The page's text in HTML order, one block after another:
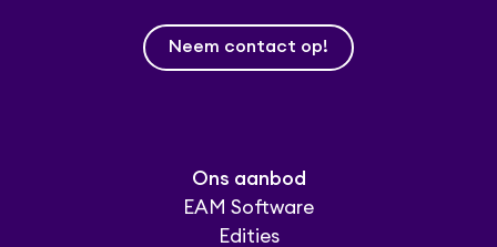
Neem contact op!
Ons aanbod
EAM Software
Edities